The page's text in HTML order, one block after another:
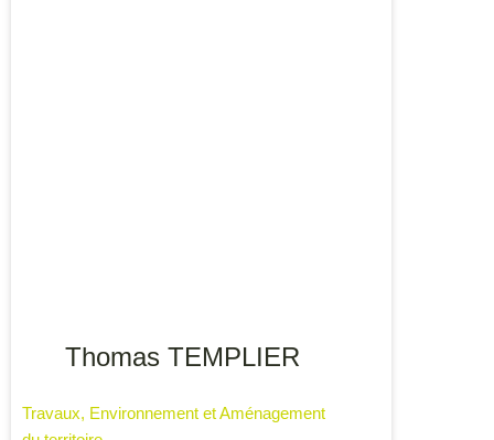
Thomas TEMPLIER
Travaux, Environnement et Aménagement